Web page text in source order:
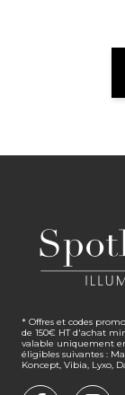
* Offres et codes
de 150€ HT d'achat
valable uniquement
éligibles suivantes :
Koncept, Vibia, Lyxo,